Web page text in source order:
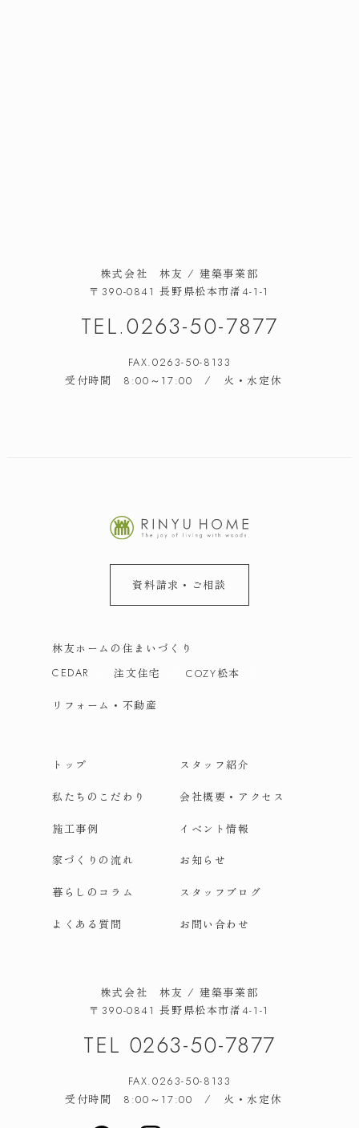
株式会社 林友 / 建築事業部
〒390-0841 長野県松本市渚4-1-1
TEL.0263-50-7877
FAX.0263-50-8133
受付時間 8:00～17:00 / 火・水定休
資料請求・ご相談
林友ホームの住まいづくり
CEDAR
注文住宅 COZY松本
リフォーム・不動産
トップ スタッフ紹介
私たちのこだわり 会社概要・アクセス
施工事例 イベント情報
家づくりの流れ お知らせ
暮らしのコラム スタッフブログ
よくある質問 お問い合わせ
株式会社 林友 / 建築事業部
〒390-0841 長野県松本市渚4-1-1
TEL 0263-50-7877
FAX.0263-50-8133
受付時間 8:00～17:00 / 火・水定休